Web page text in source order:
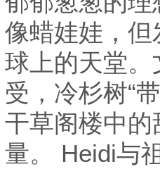
像蜡娃娃，
球上的天堂
受，冷杉树“
干草阁楼中
量。 Heidi与